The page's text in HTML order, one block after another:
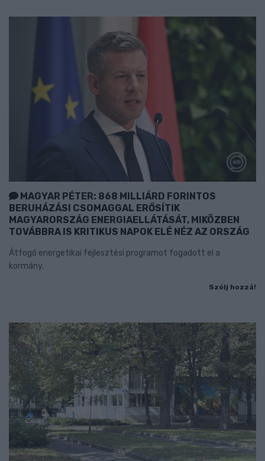
MAGYAR PÉTER: 868 MILLIÁRD FORINTOS
BERUHÁZÁSI CSOMAGGAL ERŐSÍTIK
MAGYARORSZÁG ENERGIAELLÁTÁSÁT, MIKÖZBEN
TOVÁBBRA IS KRITIKUS NAPOK ELÉ NÉZ AZ ORSZÁG
Átfogó energetikai fejlesztési programot fogadott el a
kormány.
Szólj hozzá!